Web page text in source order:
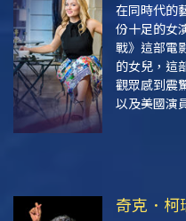
在同時代的
份十足的女
戰》 這部電
的女兒，這
觀眾感到震
以及美國演
奇克．柯